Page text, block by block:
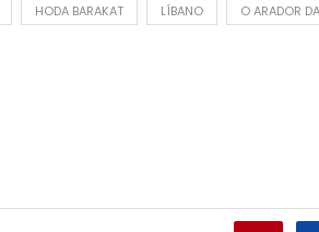
HODA BARAKAT LÍBANO O ARADOR